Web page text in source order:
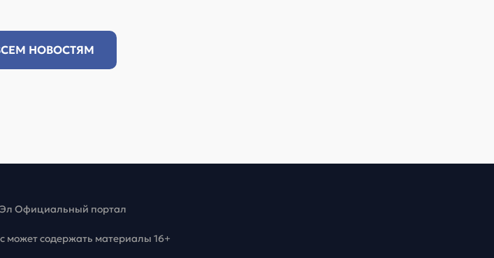
НОВОСТЯМ
Официальный портал
может содержать материалы 16+